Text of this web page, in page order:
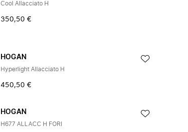
Cool Allacciato H
350,50 €
HOGAN
Hyperlight Allacciato H
450,50 €
HOGAN
H677 ALLACC H FORI